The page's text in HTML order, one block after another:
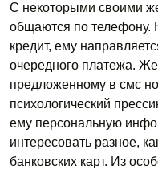
С некоторыми своими
общаются по телефону.
кредит, ему
очередного платежа.
предложенному в смс
психологический
ему персональную
интересовать разное,
банковских карт. Из